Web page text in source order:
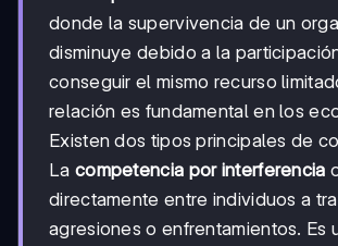
donde la supervivencia de un
disminuye debido a la
conseguir el mismo recurso
relación es fundamental en los
Existen dos tipos principales de
La competencia por interferencia
directamente entre individuos a
agresiones o enfrentamientos. Es